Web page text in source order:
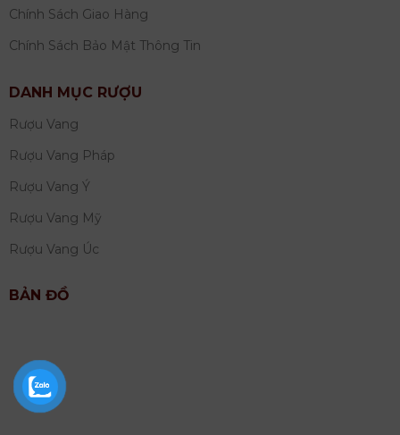
Chính Sách Giao Hàng
Chính Sách Bảo Mật Thông Tin
DANH MỤC RƯỢU
Rượu Vang
Rượu Vang Pháp
Rượu Vang Ý
Rượu Vang Mỹ
Rượu Vang Úc
BẢN ĐỒ